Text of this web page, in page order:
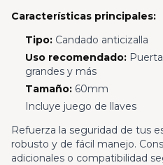
Características principales:
Tipo:Candado anticizalla
Uso recomendado:
grandes y más
Tamaño:60mm
Incluye juego de llaves
Refuerza la seguridad de tus
robusto y de fácil manejo.
adicionales o compatibilidad